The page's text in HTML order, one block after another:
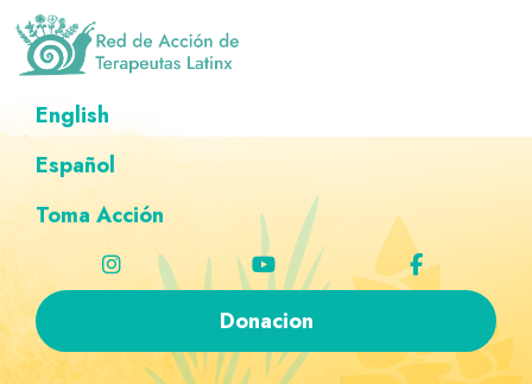
Saltar
navegación
principal
contenido
principal
Saltar
pie
página
Saltar
navegación
personalizada
de
Acción
de
Latinx
Directorio
de
terapeutas
Latinx
English
Español
Toma Acción
Donacion